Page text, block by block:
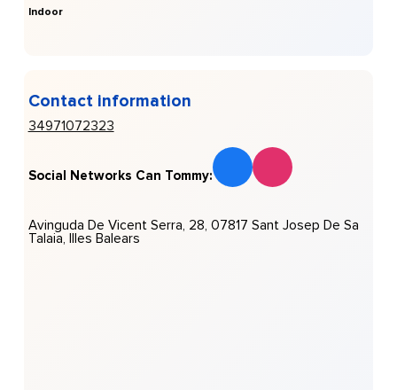
Indoor
Contact information
34971072323
Social Networks Can Tommy:
Avinguda De Vicent Serra, 28, 07817 Sant Josep De Sa
Talaia, Illes Balears